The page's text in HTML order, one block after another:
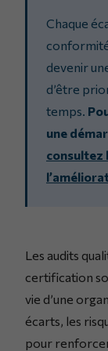
Chaque
devenir
d’être
temps.
une
consultez
Les audits
certification
vie d’une
écarts, les
pour